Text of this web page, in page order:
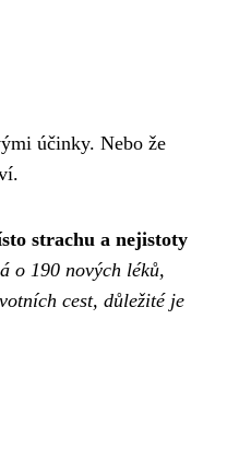
účinky. Nebo že
strachu a nejistoty
o 190 nových léků,
cest, důležité je